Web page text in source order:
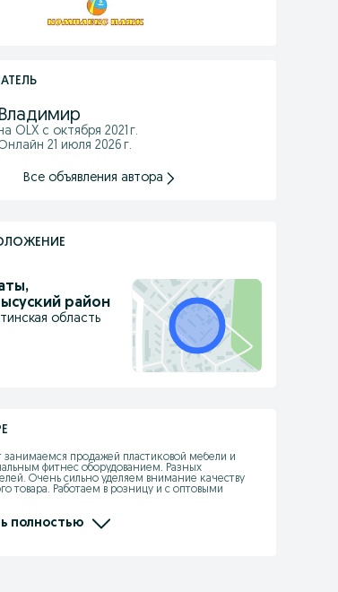
Владимир
OLX с октября 2021 г.
21 июля 2026 г.
Все объявления автора
,
район
область
занимаемся продажей пластиковой мебели и
фитнес оборудованием. Разных
Очень сильно уделяем внимание качеству
товара. Работаем в розницу и с оптовыми
изделий:" Элластик пласт" ( Россия), "KSC" (
"Kayalar Plastik" ( Турция).  Также официальным
полностью